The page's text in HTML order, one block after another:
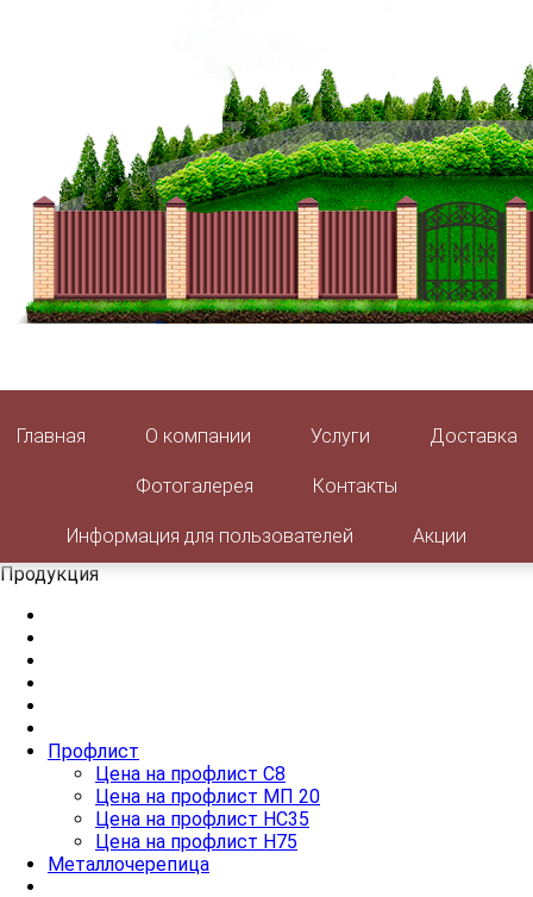
Главная О компании Услуги Доставка
Фотогалерея Контакты
Информация для пользователей
Акции
Продукция
Профлист
Цена на профлист С8
Цена на профлист МП 20
Цена на профлист НС35
Цена на профлист Н75
Металлочерепица